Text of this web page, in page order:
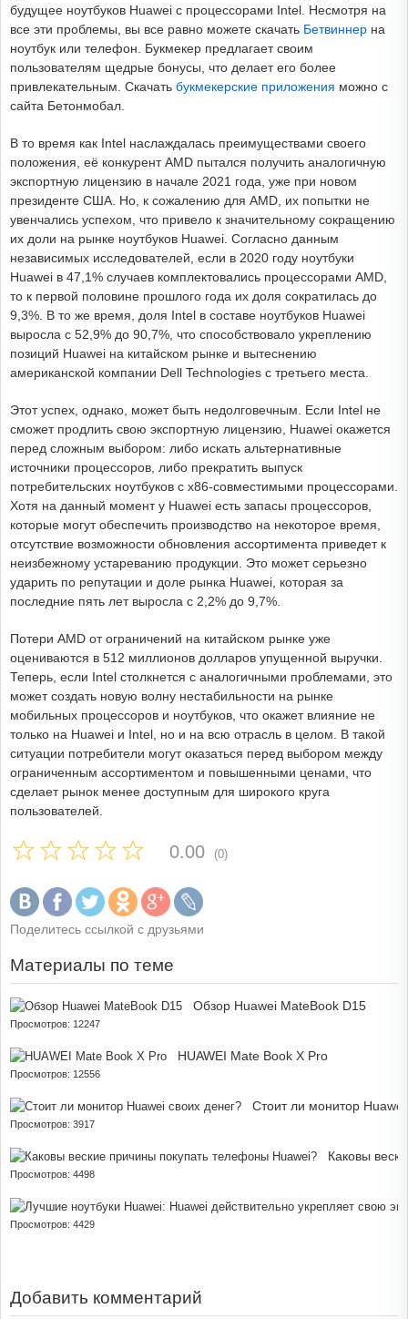
будущее ноутбуков Huawei с процессорами Intel. Несмотря на
все эти проблемы, вы все равно можете скачать Бетвиннер на
ноутбук или телефон. Букмекер предлагает своим
пользователям щедрые бонусы, что делает его более
привлекательным. Скачать букмекерские приложения можно с
сайта Бетонмобал.
В то время как Intel наслаждалась преимуществами своего
положения, её конкурент AMD пытался получить аналогичную
экспортную лицензию в начале 2021 года, уже при новом
президенте США. Но, к сожалению для AMD, их попытки не
увенчались успехом, что привело к значительному сокращению
их доли на рынке ноутбуков Huawei. Согласно данным
независимых исследователей, если в 2020 году ноутбуки
Huawei в 47,1% случаев комплектовались процессорами AMD,
то к первой половине прошлого года их доля сократилась до
9,3%. В то же время, доля Intel в составе ноутбуков Huawei
выросла с 52,9% до 90,7%, что способствовало укреплению
позиций Huawei на китайском рынке и вытеснению
американской компании Dell Technologies с третьего места.
Этот успех, однако, может быть недолговечным. Если Intel не
сможет продлить свою экспортную лицензию, Huawei окажется
перед сложным выбором: либо искать альтернативные
источники процессоров, либо прекратить выпуск
потребительских ноутбуков с x86-совместимыми процессорами.
Хотя на данный момент у Huawei есть запасы процессоров,
которые могут обеспечить производство на некоторое время,
отсутствие возможности обновления ассортимента приведет к
неизбежному устареванию продукции. Это может серьезно
ударить по репутации и доле рынка Huawei, которая за
последние пять лет выросла с 2,2% до 9,7%.
Потери AMD от ограничений на китайском рынке уже
оцениваются в 512 миллионов долларов упущенной выручки.
Теперь, если Intel столкнется с аналогичными проблемами, это
может создать новую волну нестабильности на рынке
мобильных процессоров и ноутбуков, что окажет влияние не
только на Huawei и Intel, но и на всю отрасль в целом. В такой
ситуации потребители могут оказаться перед выбором между
ограниченным ассортиментом и повышенными ценами, что
сделает рынок менее доступным для широкого круга
пользователей.
0.00 (0)
Поделитесь ссылкой с друзьями
Материалы по теме
Обзор Huawei MateBook D15
Просмотров: 12247
HUAWEI Mate Book X Pro
Просмотров: 12556
Стоит ли монитор Huawei
Просмотров: 3917
Каковы
Просмотров: 4498
Просмотров: 4429
Добавить комментарий